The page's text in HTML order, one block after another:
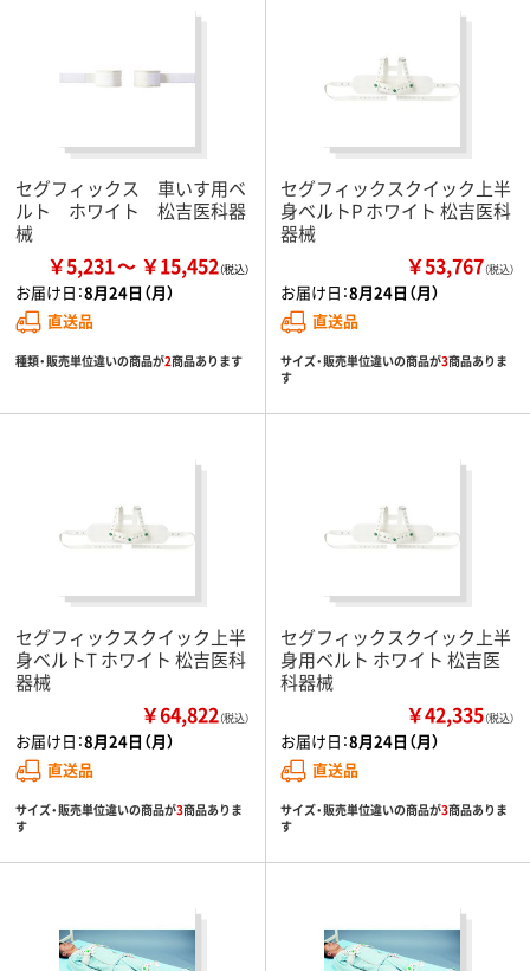
セグフィックス 車いす用ベ
ルト ホワイト 松吉医科器
械
￥5,231 ￥15,452
お届け日：8月24日（月）
直送品
種類・販売単位違いの商品が2商品あります
セグフィックスクイック上半
身ベルトP ホワイト 松吉医科
器械
￥53,767（税込）
お届け日：8月24日（月）
直送品
サイズ・販売単位違いの商品が3商品ありま
す
セグフィックスクイック上半
身ベルトT ホワイト 松吉医科
器械
￥64,822（税込）
お届け日：8月24日（月）
直送品
サイズ・販売単位違いの商品が3商品ありま
す
セグフィックスクイック上半
身用ベルト ホワイト 松吉医
科器械
￥42,335（税込）
お届け日：8月24日（月）
直送品
サイズ・販売単位違いの商品が3商品ありま
す